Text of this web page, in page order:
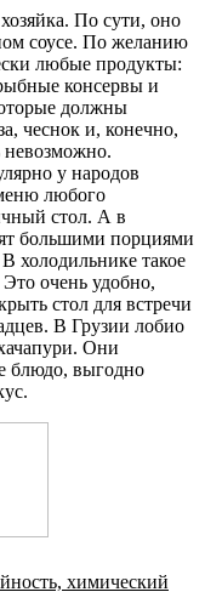
По сути, оно
соусе. По желанию
любые продукты:
консервы и
должны
чеснок и, конечно,
невозможно.
у народов
любого
стол. А в
большими порциями
холодильнике такое
очень удобно,
стол для встречи
В Грузии лобио
Они
блюдо, выгодно
химический